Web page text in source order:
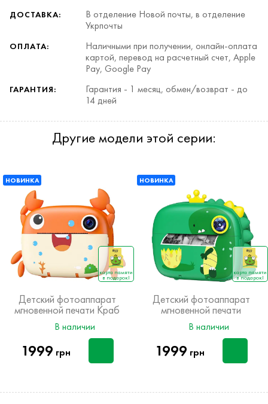
ДОСТАВКА:
В отделение Новой почты, в отделение
Укрпочты
ОПЛАТА:
Наличными при получении, онлайн-оплата
картой, перевод на расчетный счет, Apple
Pay, Google Pay
ГАРАНТИЯ:
Гарантия - 1 месяц, обмен/возврат - до
14 дней
Другие модели этой серии:
НОВИНКА
карта памяти
в подарок!
Детский фотоаппарат
мгновенной печати Краб
В наличии
1999 грн
НОВИНКА
карта памяти
в подарок!
Детский фотоаппарат
мгновенной печати
Динозавр
В наличии
1999 грн